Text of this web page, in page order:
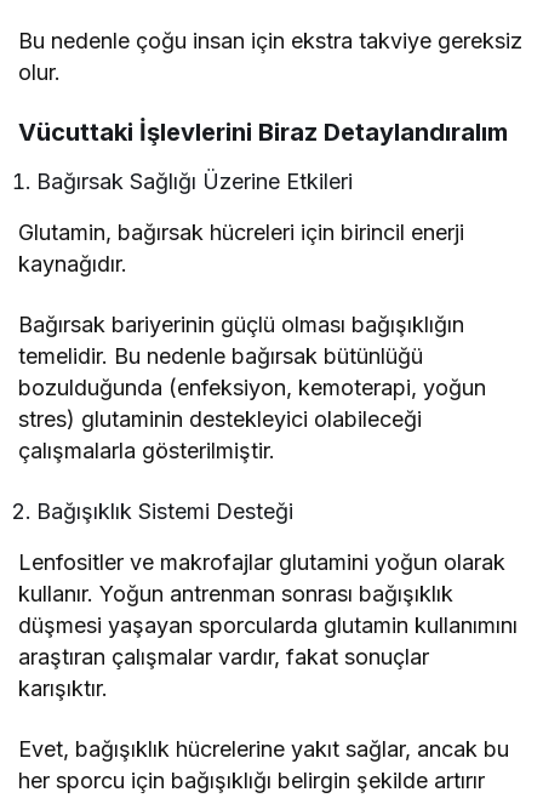
Bu nedenle çoğu insan için ekstra takviye gereksiz
olur.
Vücuttaki İşlevlerini Biraz Detaylandıralım
Bağırsak Sağlığı Üzerine Etkileri
Glutamin, bağırsak hücreleri için birincil enerji
kaynağıdır.
Bağırsak bariyerinin güçlü olması bağışıklığın
temelidir. Bu nedenle bağırsak bütünlüğü
bozulduğunda (enfeksiyon, kemoterapi, yoğun
stres) glutaminin destekleyici olabileceği
çalışmalarla gösterilmiştir.
Bağışıklık Sistemi Desteği
Lenfositler ve makrofajlar glutamini yoğun olarak
kullanır. Yoğun antrenman sonrası bağışıklık
düşmesi yaşayan sporcularda glutamin kullanımını
araştıran çalışmalar vardır, fakat sonuçlar
karışıktır.
Evet, bağışıklık hücrelerine yakıt sağlar, ancak bu
her sporcu için bağışıklığı belirgin şekilde artırır